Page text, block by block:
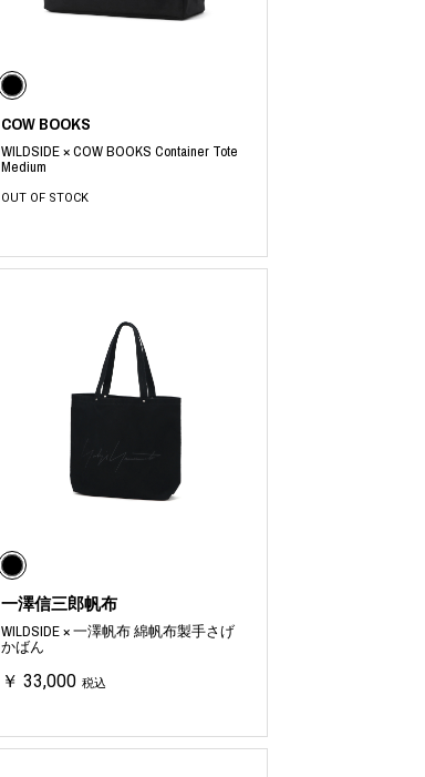
COW BOOKS
WILDSIDE × COW BOOKS Container Tote
Medium
OUT OF STOCK
一澤信三郎帆布
WILDSIDE × 一澤帆布 綿帆布製手さげ
かばん
￥ 33,000 税込